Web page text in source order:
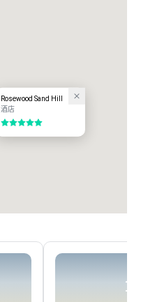
Rosewood Sand Hill
酒店
5/5